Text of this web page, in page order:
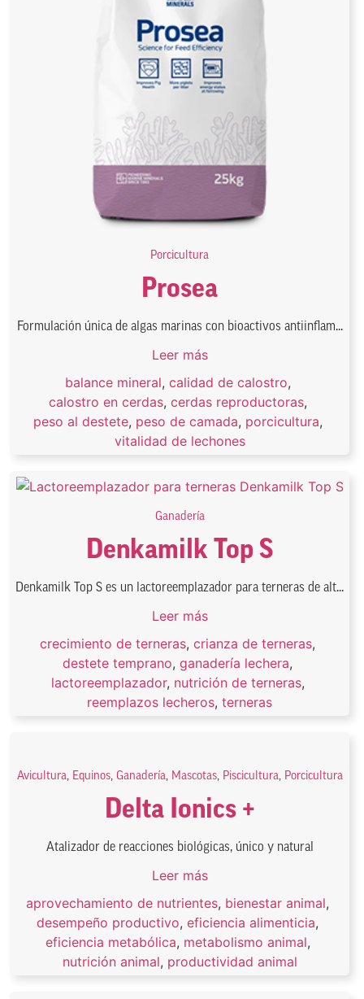
Porcicultura
Prosea
Formulación única de algas marinas con bioactivos antiinflam...
Leer más
balance mineral, calidad de calostro,
calostro en cerdas, cerdas reproductoras,
peso al destete, peso de camada, porcicultura,
vitalidad de lechones
Ganadería
Denkamilk Top S
Denkamilk Top S es un lactoreemplazador para terneras de alt...
Leer más
crecimiento de terneras, crianza de terneras,
destete temprano, ganadería lechera,
lactoreemplazador, nutrición de terneras,
reemplazos lecheros, terneras
Avicultura, Equinos, Ganadería, Mascotas, Piscicultura, Porcicultura
Delta Ionics +
Atalizador de reacciones biológicas, único y natural
Leer más
aprovechamiento de nutrientes, bienestar animal,
desempeño productivo, eficiencia alimenticia,
eficiencia metabólica, metabolismo animal,
nutrición animal, productividad animal